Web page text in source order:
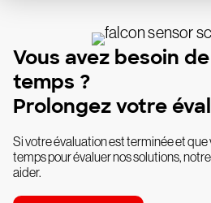
Vous avez besoin
temps ?
Prolongez votre
Si votre évaluation est terminée et que
temps pour évaluer nos solutions,
aider.